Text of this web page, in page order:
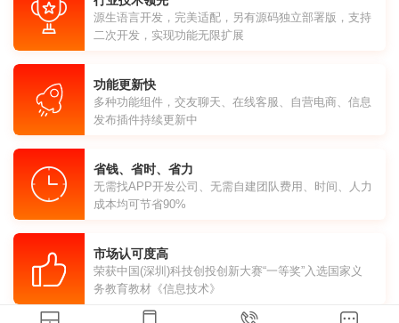
源生语言开发，完美适配，另有源码独立部署版，支持
二次开发，实现功能无限扩展
功能更新快
多种功能组件，交友聊天、在线客服、自营电商、信息
发布插件持续更新中
省钱、省时、省力
无需找APP开发公司、无需自建团队费用、时间、人力
成本均可节省90%
市场认可度高
荣获中国(深圳)科技创投创新大赛“一等奖”入选国家义
务教育教材《信息技术》